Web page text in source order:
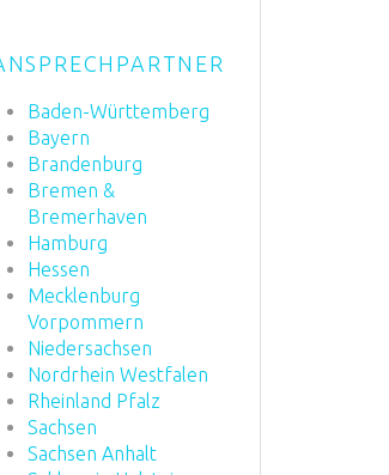
Baden-Württemberg
Bayern
Brandenburg
Bremen &
Bremerhaven
Hamburg
Hessen
Mecklenburg
Vorpommern
Niedersachsen
Nordrhein Westfalen
Rheinland Pfalz
Sachsen
Sachsen Anhalt